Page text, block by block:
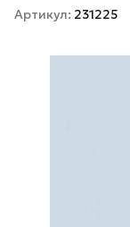
Артикул: 231225